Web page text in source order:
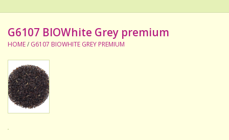
Accessoires
NIEUW! Verpakte thee
BeppeDeli en 8tea1
Contact
G6107 BIOWhite Grey premium
HOME/ G6107 BIOWHITE GREY PREMIUM